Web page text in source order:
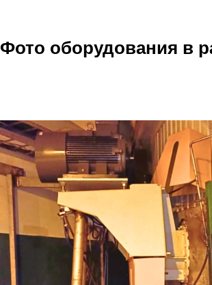
Фото оборудования в